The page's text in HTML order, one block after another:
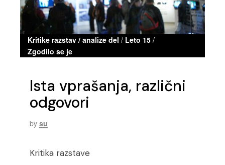
Kritike razstav / analize del / Leto 15 /
Zgodilo se je
Ista vprašanja, različni
odgovori
by su
Kritika razstave